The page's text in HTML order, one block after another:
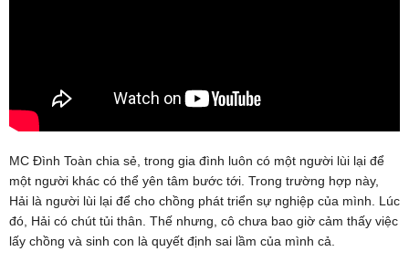
MC Đình Toàn chia sẻ, trong gia đình luôn có một người lùi lại để
một người khác có thể yên tâm bước tới. Trong trường hợp này,
Hải là người lùi lại để cho chồng phát triển sự nghiệp của mình. Lúc
đó, Hải có chút tủi thân. Thế nhưng, cô chưa bao giờ cảm thấy việc
lấy chồng và sinh con là quyết định sai lầm của mình cả.